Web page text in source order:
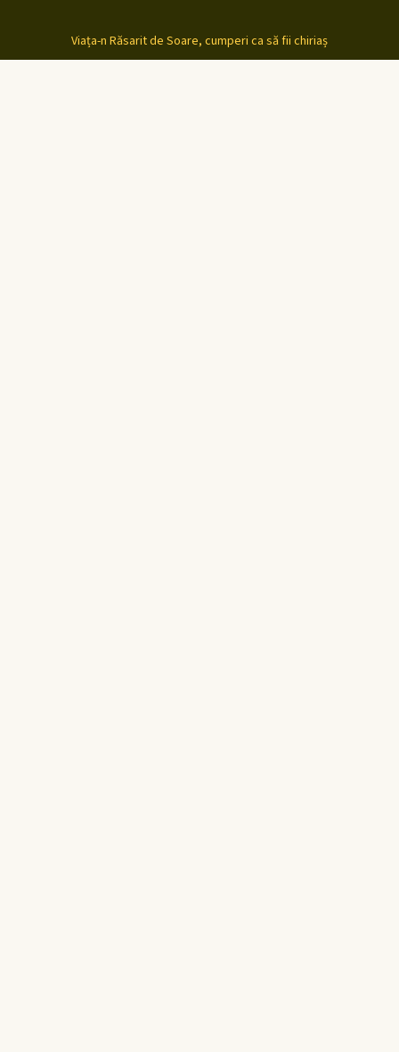
Viața-n Răsarit de Soare, cumperi ca să fii chiriaș